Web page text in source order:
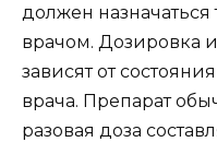
должен
врачом. Дозировка
зависят от
врача. Препарат
разовая доза